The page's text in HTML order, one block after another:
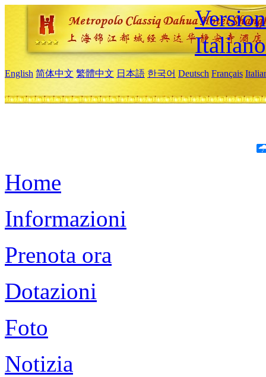
Italiano
English 简体中文 繁體中文 日本語 한국어 Deutsch Français
Home
Informazioni
Prenota ora
Dotazioni
Foto
Notizia